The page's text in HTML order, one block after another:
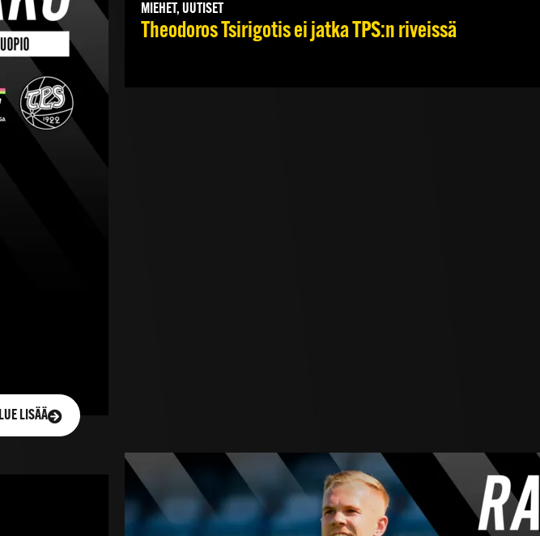
LUE LISÄÄ
MIEHET, UUTISET
Theodoros Tsirigotis ei jatka TPS:n riveissä